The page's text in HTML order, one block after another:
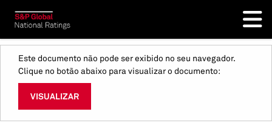
Este documento não pode ser exibido no seu navegador.
Clique no botão abaixo para visualizar o documento:
VISUALIZAR